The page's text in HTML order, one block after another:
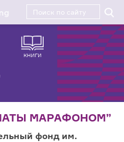
КНИГИ
МАРАФОНОМ”
фонд им.